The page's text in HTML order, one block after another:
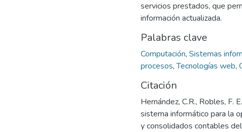
servicios prestados, que
información actualizada.
Palabras clave
Computación, Sistemas
procesos,Tecnologías web,
Citación
Hernández, C.R., Robles, F.
sistema informático para la
y consolidados contables